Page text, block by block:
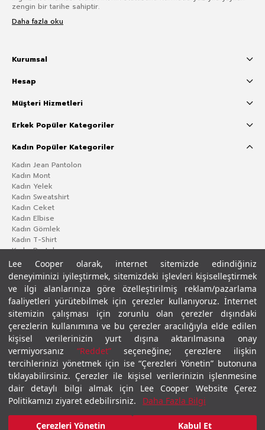
Lee Cooper olarak, internet sitemizde edindiğiniz
deneyiminizi iyileştirmek, sitemizdeki işlevleri kişiselleştirmek
ve ilgi alanlarınıza göre özelleştirilmiş reklam/pazarlama
faaliyetleri yürütebilmek için çerezler kullanıyoruz. İnternet
sitemizin çalışması için zorunlu olan çerezler dışındaki
çerezlerin kullanımına ve bu çerezler aracılığıyla elde edilen
kişisel verilerinizin yurt dışına aktarılmasına onay
vermiyorsanız “Reddet”seçeneğine; çerezlere ilişkin
tercihlerinizi yönetmek için ise “Çerezleri Yönetin” butonuna
tıklayabilirsiniz. Çerezler ile kişisel verilerinizin işlenmesine
dair detaylı bilgi almak için Lee Cooper Website Çerez
Politikamızı ziyaret edebilirsiniz.
Daha Fazla Bilgi
Çerezleri Yönetin Kabul Et
zengin bir tarihe sahiptir.
Daha fazla oku
Kurumsal
Hesap
Müşteri Hizmetleri
Erkek Popüler Kategoriler
Kadın Popüler Kategoriler
Kadın Jean Pantolon
Kadın Mont
Kadın Yelek
Kadın Sweatshirt
Kadın Ceket
Kadın Elbise
Kadın Gömlek
Kadın T-Shirt
Kadın Pantolon
Gizlilik PolitikasıÇerez PolitikasıKVKK Aydınlatma MetniŞartlar ve Koşullar
© 2026 Leecooper - Tüm Hakları Saklıdır.